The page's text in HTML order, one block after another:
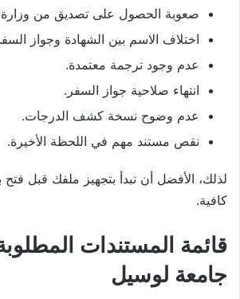
صعوبة الحصول على تصديق من وزارة
اختلاف الاسم بين الشهادة وجواز
عدم وجود ترجمة معتمدة.
انتهاء صلاحية جواز السفر.
عدم وضوح نسخة كشف الدرجات.
نقص مستند مهم في اللحظة الأخيرة.
لذلك، الأفضل أن تبدأ بتجهيز ملفك قبل فتح
كافية.
قائمة المستندات
جامعة لوسيل